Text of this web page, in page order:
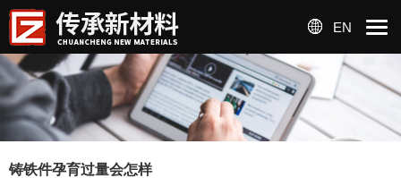
EN
铸铁件孕育过量会怎样